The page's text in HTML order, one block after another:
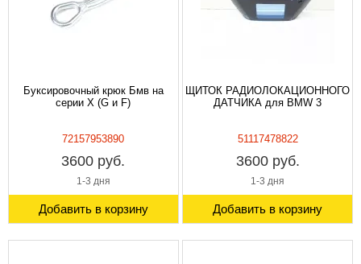
Буксировочный крюк Бмв на
серии X (G и F)
72157953890
3600 руб.
1-3 дня
Добавить в корзину
ЩИТОК РАДИОЛОКАЦИОННОГО
ДАТЧИКА для BMW 3
51117478822
3600 руб.
1-3 дня
Добавить в корзину